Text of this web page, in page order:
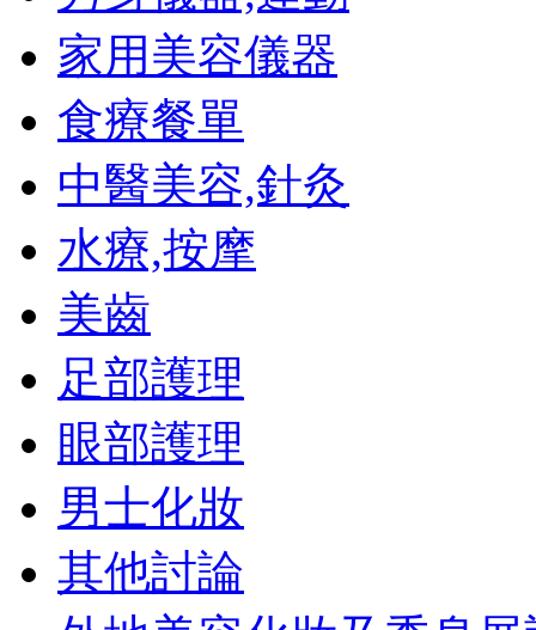
家用美容儀器
食療餐單
中醫美容,針灸
水療,按摩
美齒
足部護理
眼部護理
男士化妝
其他討論